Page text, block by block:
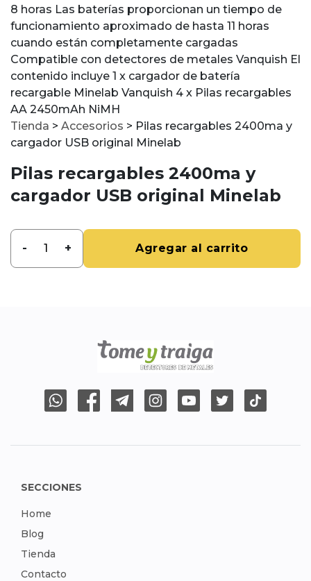
8 horas Las baterías proporcionan un tiempo de
funcionamiento aproximado de hasta 11 horas
cuando están completamente cargadas
Compatible con detectores de metales Vanquish El
contenido incluye 1 x cargador de batería
recargable Minelab Vanquish 4 x Pilas recargables
AA 2450mAh NiMH
Tienda > Accesorios > Pilas recargables 2400ma y
cargador USB original Minelab
Pilas recargables 2400ma y
cargador USB original Minelab
- + Agregar al carrito
SECCIONES
Home
Blog
Tienda
Contacto